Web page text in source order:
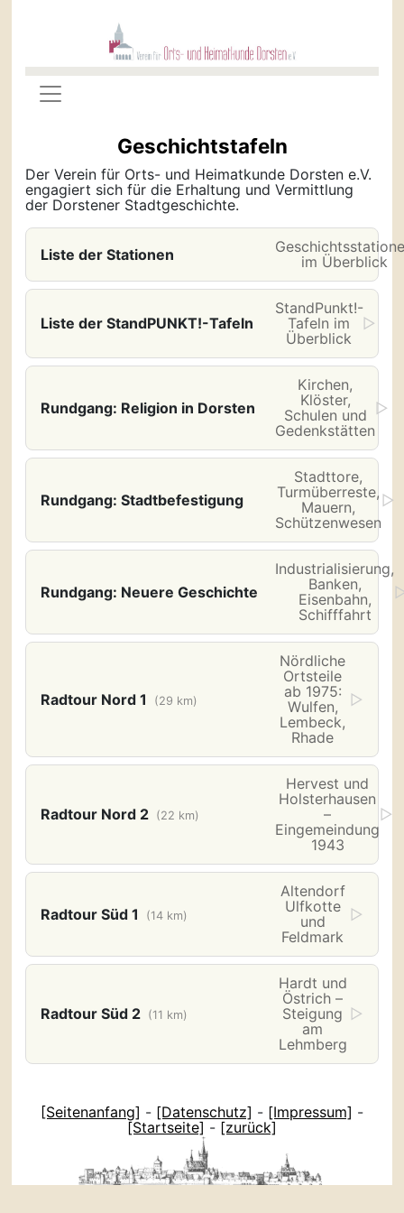
Geschichtstafeln
Der Verein für Orts- und Heimatkunde Dorsten e.V.
engagiert sich für die Erhaltung und Vermittlung
der Dorstener Stadtgeschichte.
Liste der Stationen
im Überblick
Liste der StandPUNKT!-Tafeln
StandPunkt!-
Tafeln im
Überblick
▷
Rundgang: Religion in Dorsten
Kirchen,
Klöster,
Schulen und
Gedenkstätten
▷
Rundgang: Stadtbefestigung
Stadttore,
Turmüberreste,
Mauern,
Schützenwesen
▷
Rundgang: Neuere Geschichte
Industrialisierung,
Banken,
Eisenbahn,
Schifffahrt
Radtour Nord 1 (29 km)
Nördliche
Ortsteile
ab 1975:
Wulfen,
Lembeck,
Rhade
▷
Radtour Nord 2 (22 km)
Hervest und
Holsterhausen
–
Eingemeindung
1943
▷
Radtour Süd 1 (14 km)
Altendorf
Ulfkotte
und
Feldmark
▷
Radtour Süd 2 (11 km)
Hardt und
Östrich –
Steigung
am
Lehmberg
▷
[Seitenanfang] - [Datenschutz] - [Impressum] -
[Startseite] - [zurück]